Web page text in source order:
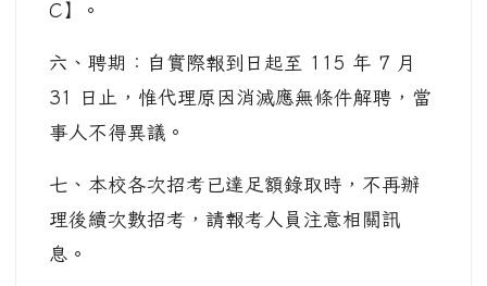
C】。
六、聘期：自實際報到日起至 115 年 7 月
31 日止，惟代理原因消滅應無條件解聘，當
事人不得異議。
七、本校各次招考已達足額錄取時，不再辦
理後續次數招考，請報考人員注意相關訊
息。